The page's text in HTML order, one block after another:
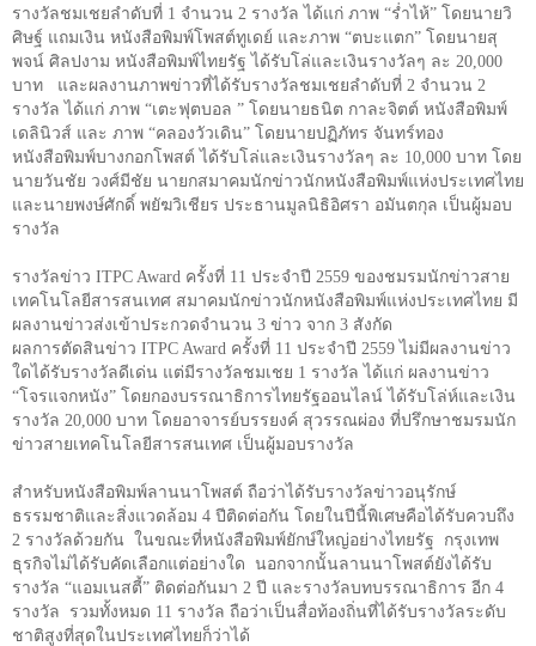
รางวัลชมเชยลำดับที่ 1 จำนวน 2 รางวัล ได้แก่ ภาพ “ร่ำไห้” โดยนายวิ
ศิษฐ์ แถมเงิน หนังสือพิมพ์โพสต์ทูเดย์ และภาพ “ตบะแตก” โดยนายสุ
พจน์ ศิลปงาม หนังสือพิมพ์ไทยรัฐ ได้รับโล่และเงินรางวัลๆ ละ 20,000
บาท
และผลงานภาพข่าวที่ได้รับรางวัลชมเชยลำดับที่ 2 จำนวน 2
รางวัล ได้แก่ ภาพ “เตะฟุตบอล ” โดยนายธนิต กาละจิตต์ หนังสือพิมพ์
เดลินิวส์ และ ภาพ “คลองวัวเดิน” โดยนายปฏิภัทร จันทร์ทอง
หนังสือพิมพ์บางกอกโพสต์ ได้รับโล่และเงินรางวัลๆ ละ 10,000 บาท โดย
นายวันชัย วงศ์มีชัย นายกสมาคมนักข่าวนักหนังสือพิมพ์แห่งประเทศไทย
และนายพงษ์ศักดิ์ พยัฆวิเชียร ประธานมูลนิธิอิศรา อมันตกุล เป็นผู้มอบ
รางวัล
รางวัลข่าว ITPC Award ครั้งที่ 11 ประจำปี 2559 ของชมรมนักข่าวสาย
เทคโนโลยีสารสนเทศ สมาคมนักข่าวนักหนังสือพิมพ์แห่งประเทศไทย มี
ผลงานข่าวส่งเข้าประกวดจำนวน 3 ข่าว จาก 3 สังกัด
ผลการตัดสินข่าว ITPC Award ครั้งที่ 11 ประจำปี 2559 ไม่มีผลงานข่าว
ใดได้รับรางวัลดีเด่น แต่มีรางวัลชมเชย 1 รางวัล ได้แก่ ผลงานข่าว
“โจรแจกหนัง” โดยกองบรรณาธิการไทยรัฐออนไลน์ ได้รับโล่ห์และเงิน
รางวัล 20,000 บาท โดยอาจารย์บรรยงค์ สุวรรณผ่อง ที่ปรึกษาชมรมนัก
ข่าวสายเทคโนโลยีสารสนเทศ เป็นผู้มอบรางวัล
สำหรับหนังสือพิมพ์ลานนาโพสต์ ถือว่าได้รับรางวัลข่าวอนุรักษ์
ธรรมชาติและสิ่งแวดล้อม 4 ปีติดต่อกัน โดยในปีนี้พิเศษคือได้รับควบถึง
2 รางวัลด้วยกัน ในขณะที่หนังสือพิมพ์ยักษ์ใหญ่อย่างไทยรัฐ กรุงเทพ
ธุรกิจไม่ได้รับคัดเลือกแต่อย่างใด นอกจากนั้นลานนาโพสต์ยังได้รับ
รางวัล “แอมเนสตี้” ติดต่อกันมา 2 ปี และรางวัลบทบรรณาธิการ อีก 4
รางวัล รวมทั้งหมด 11 รางวัล ถือว่าเป็นสื่อท้องถิ่นที่ได้รับรางวัลระดับ
ชาติสูงที่สุดในประเทศไทยก็ว่าได้